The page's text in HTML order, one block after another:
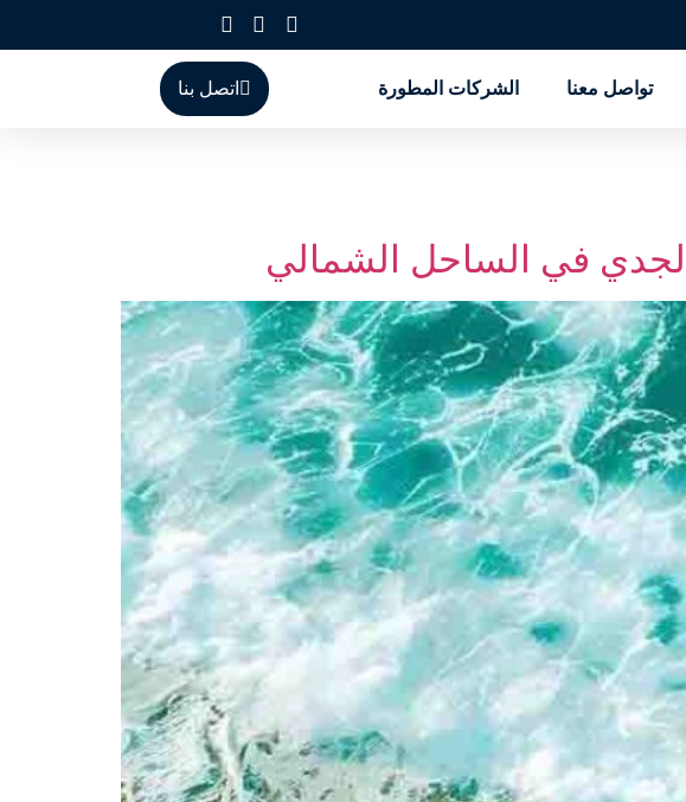
تواصل معنا الشركات المطورة اتصل بنا
في الساحل الشمالي